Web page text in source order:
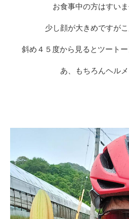
お食事中の方はすいま
少し顔が大きめですがこ
斜め４５度から見るとツート
あ、もちろんヘルメ